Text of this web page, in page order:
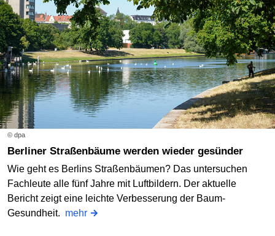
© dpa
Berliner Straßenbäume werden wieder gesünder
Wie geht es Berlins Straßenbäumen? Das untersuchen
Fachleute alle fünf Jahre mit Luftbildern. Der aktuelle
Bericht zeigt eine leichte Verbesserung der Baum-
Gesundheit. mehr